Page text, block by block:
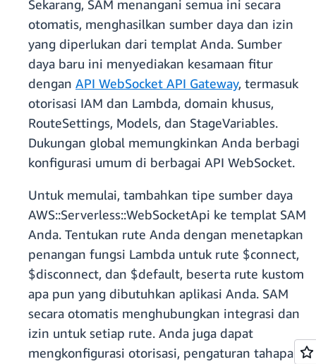
Sekarang, SAM menangani semua ini secara
otomatis, menghasilkan sumber daya dan izin
yang diperlukan dari templat Anda. Sumber
daya baru ini menyediakan kesamaan fitur
dengan API WebSocket API Gateway, termasuk
otorisasi IAM dan Lambda, domain khusus,
RouteSettings, Models, dan StageVariables.
Dukungan global memungkinkan Anda berbagi
konfigurasi umum di berbagai API WebSocket.
Untuk memulai, tambahkan tipe sumber daya
AWS::Serverless::WebSocketApi ke templat SAM
Anda. Tentukan rute Anda dengan menetapkan
penangan fungsi Lambda untuk rute $connect,
$disconnect, dan $default, beserta rute kustom
apa pun yang dibutuhkan aplikasi Anda. SAM
secara otomatis menghubungkan integrasi dan
izin untuk setiap rute. Anda juga dapat
mengkonfigurasi otorisasi, pengaturan tahapan,